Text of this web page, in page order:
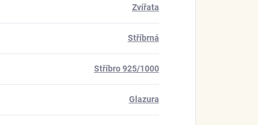
Zvířata
Stříbrná
Stříbro 925/1000
Glazura